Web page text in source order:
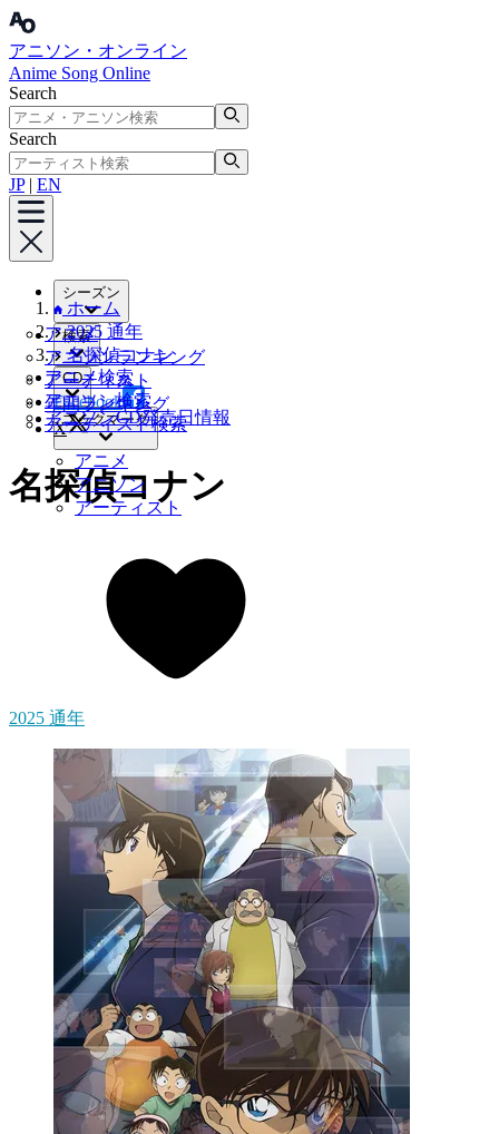
アニソン・オンライン
Anime Song Online
Search
Search
JP| EN
シーズン
アニメ
アニソンランキング
アーティスト
年間ランキング
検索
アニメ検索
アニソン検索
アーティスト検索
CD
アニソンCD発売日情報
ブックマーク
アニメ
アニソン
アーティスト
ホーム
2025 通年
名探偵コナン
Facebook
X
名探偵コナン
2025 通年